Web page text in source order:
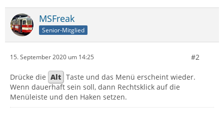
MSFreak
Senior-Mitglied
15. September 2020 um 14:25 #2
Drücke die Alt Taste und das Menü erscheint wieder.
Wenn dauerhaft sein soll, dann Rechtsklick auf die
Menüleiste und den Haken setzen.